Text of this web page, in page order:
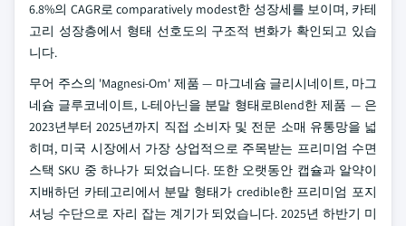
6.8%의 CAGR로 comparatively modest한 성장세를 보이며, 카테
고리 성장층에서 형태 선호도의 구조적 변화가 확인되고 있습
니다.
무어 주스의 'Magnesi-Om' 제품 — 마그네슘 글리시네이트, 마그
네슘 글루코네이트, L-테아닌을 분말 형태로Blend한 제품 — 은
2023년부터 2025년까지 직접 소비자 및 전문 소매 유통망을 넓
히며, 미국 시장에서 가장 상업적으로 주목받는 프리미엄 수면
스택 SKU 중 하나가 되었습니다. 또한 오랫동안 캡슐과 알약이
지배하던 카테고리에서 분말 형태가 credible한 프리미엄 포지
셔닝 수단으로 자리 잡는 계기가 되었습니다. 2025년 하반기 미